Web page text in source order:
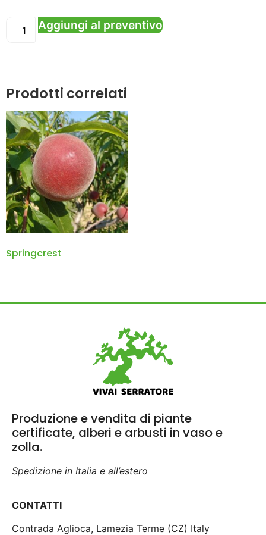
Aggiungi al preventivo
Prodotti correlati
Springcrest
Produzione e vendita di piante
certificate, alberi e arbusti in vaso e
zolla.
Spedizione in Italia e all’estero
CONTATTI
Contrada Aglioca, Lamezia Terme (CZ) Italy